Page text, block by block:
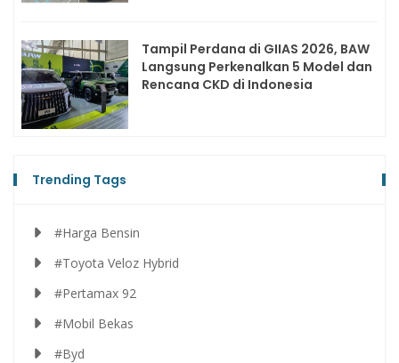
Tampil Perdana di GIIAS 2026, BAW
Langsung Perkenalkan 5 Model dan
Rencana CKD di Indonesia
Trending Tags
#Harga Bensin
#Toyota Veloz Hybrid
#Pertamax 92
#Mobil Bekas
#Byd